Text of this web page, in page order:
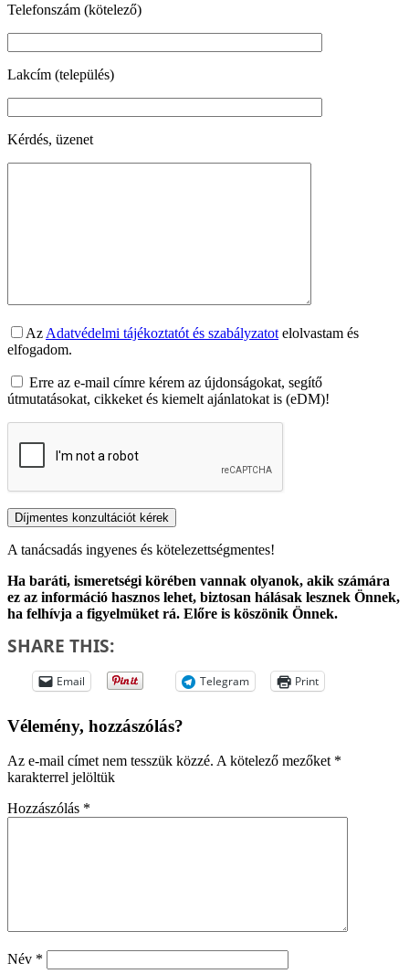
Telefonszám (kötelező)
Lakcím (település)
Kérdés, üzenet
Az Adatvédelmi tájékoztatót és szabályzatot elolvastam és
elfogadom.
Erre az e-mail címre kérem az újdonságokat, segítő
útmutatásokat, cikkeket és kiemelt ajánlatokat is (eDM)!
A tanácsadás ingyenes és kötelezettségmentes!
Ha baráti, ismeretségi körében vannak olyanok, akik számára
ez az információ hasznos lehet, biztosan hálásak lesznek Önnek,
ha felhívja a figyelmüket rá. Előre is köszönik Önnek.
SHARE THIS:
Email Telegram Print
Vélemény, hozzászólás?
Az e-mail címet nem tesszük közzé. A kötelező mezőket *
karakterrel jelöltük
Hozzászólás *
Név *